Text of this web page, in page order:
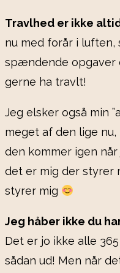
Travlhed er ikke
nu med forår i luften,
spændende opgaver
gerne ha travlt!
Jeg elsker også min
meget af den lige nu,
den kommer igen
det er mig der styrer
styrer mig
Jeg håber ikke du
Det er jo ikke alle
sådan ud! Men når